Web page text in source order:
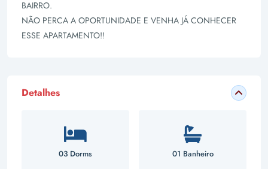
BAIRRO.
NÃO PERCA A OPORTUNIDADE E VENHA JÁ CONHECER
ESSE APARTAMENTO!!
Detalhes
03 Dorms 01 Banheiro